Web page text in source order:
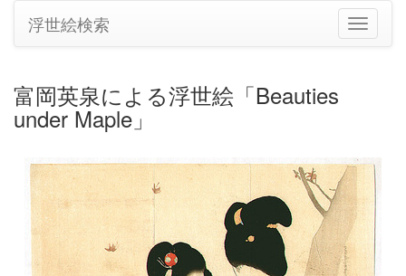
ナ
ビ
切
替
浮世絵検索
富岡英泉による浮世絵「Beauties
under Maple」